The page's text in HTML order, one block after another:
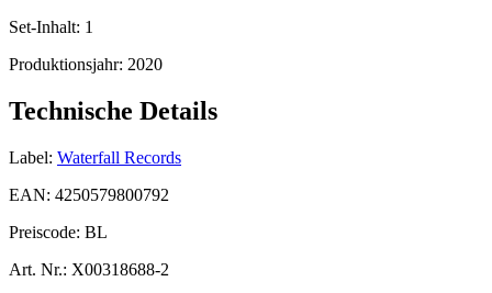
Set-Inhalt: 1
Produktionsjahr: 2020
Technische Details
Label: Waterfall Records
EAN: 4250579800792
Preiscode: BL
Art. Nr.: X00318688-2